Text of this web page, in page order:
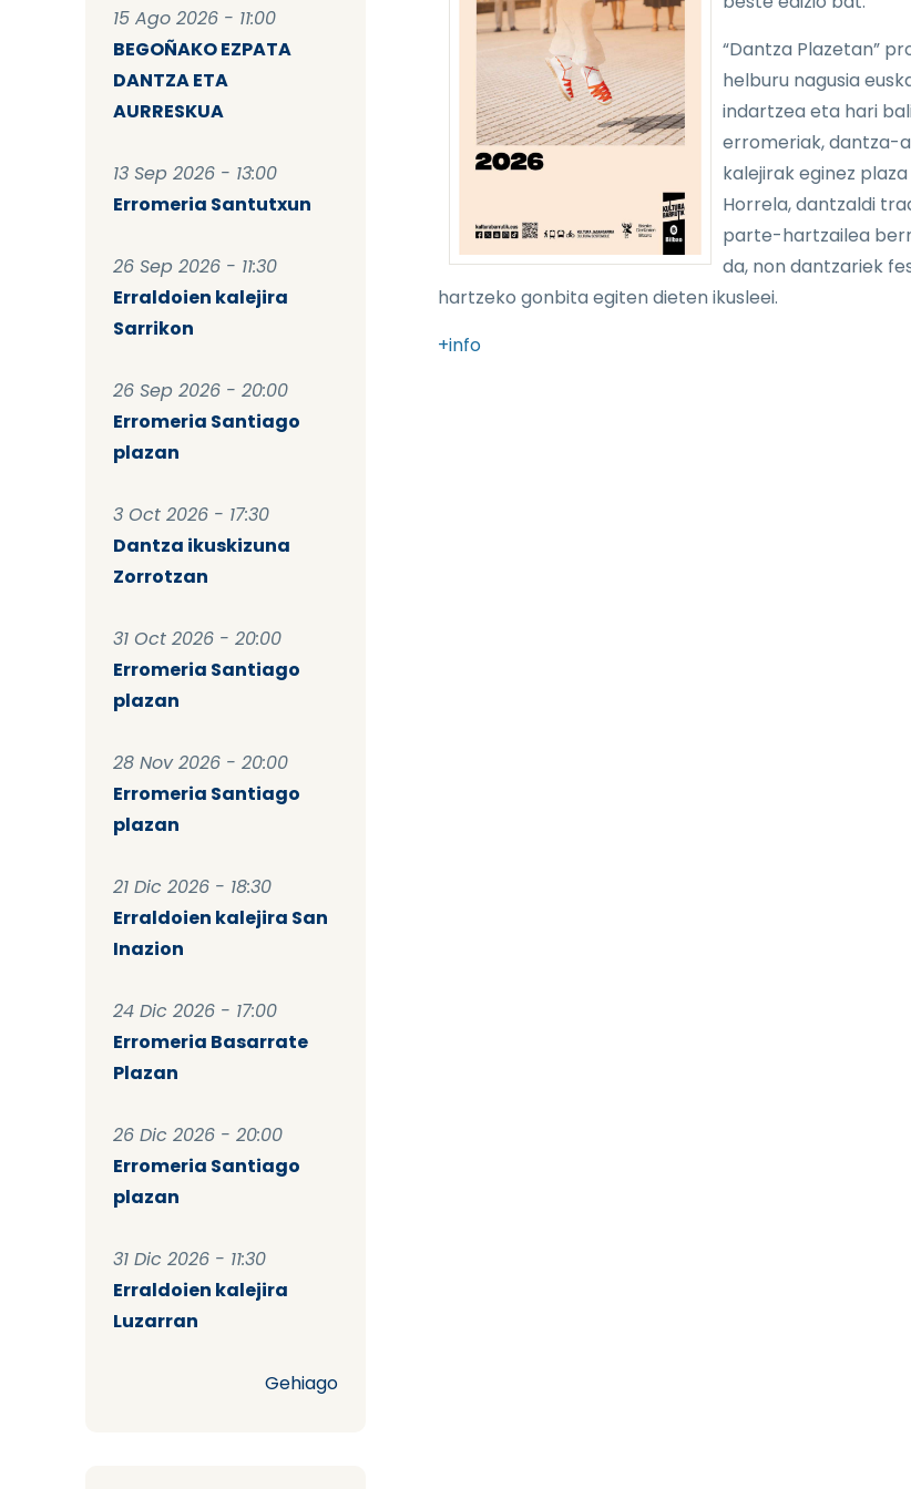
15 Ago 2026 - 11:00
BEGOÑAKO EZPATA
DANTZA ETA
AURRESKUA
13 Sep 2026 - 13:00
Erromeria Santutxun
26 Sep 2026 - 11:30
Erraldoien kalejira
Sarrikon
26 Sep 2026 - 20:00
Erromeria Santiago
plazan
3 Oct 2026 - 17:30
Dantza ikuskizuna
Zorrotzan
31 Oct 2026 - 20:00
Erromeria Santiago
plazan
28 Nov 2026 - 20:00
Erromeria Santiago
plazan
21 Dic 2026 - 18:30
Erraldoien kalejira San
Inazion
24 Dic 2026 - 17:00
Erromeria Basarrate
Plazan
26 Dic 2026 - 20:00
Erromeria Santiago
plazan
31 Dic 2026 - 11:30
Erraldoien kalejira
Luzarran
Gehiago
“Dantza Plazetan”
helburu nagusia
indartzea eta hari
erromeriak, dantza-
kalejirak eginez
Horrela, dantzaldi
parte-hartzailea
da, non dantzariek
hartzeko gonbita egiten dieten ikusleei.
+info